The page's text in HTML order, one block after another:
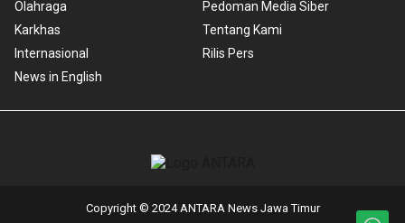
Olahraga
Karkhas
Internasional
News in English
Pedoman Media Siber
Tentang Kami
Rilis Pers
Copyright © 2024 ANTARA News Jawa Timur